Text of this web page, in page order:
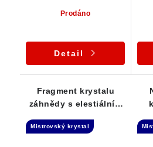
Prodáno
Detail
Fragment krystalu
záhnědy s elestiálním
Mistrovský krystal